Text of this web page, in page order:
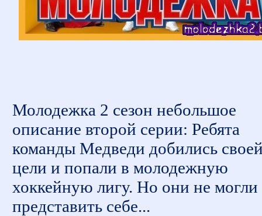
Молодежка 2 сезон небольшое
описание второй серии: Ребята
команды Медведи добились
цели и попали в молодежную
хоккейную лигу. Но они не могли
представить себе...